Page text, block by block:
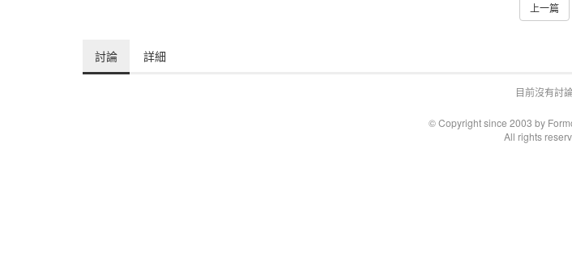
上一篇
討論 詳細
目前沒有討
© Copyright since 2003 by
All rights